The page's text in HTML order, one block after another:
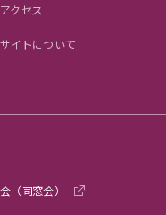
クセス
イトについて
（同窓会）